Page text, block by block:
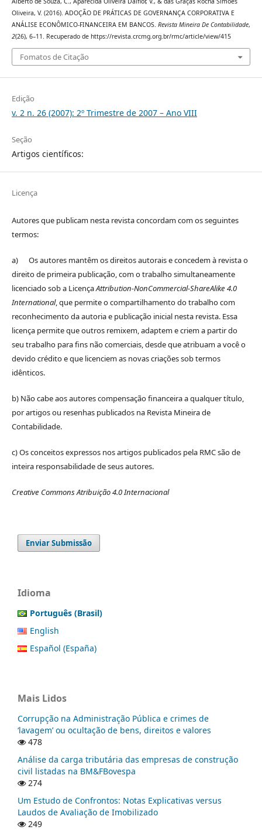
Oliveira, V. (2016). ADOÇÃO DE PRÁTICAS DE GOVERNANÇA CORPORATIVA E
ANÁLISE ECONÔMICO-FINANCEIRA EM BANCOS. Revista Mineira De Contabilidade,
2(26), 6–11. Recuperado de https://revista.crcmg.org.br/rmc/article/view/415
Fomatos de Citação
Edição
v. 2 n. 26 (2007): 2º Trimestre de 2007 – Ano VIII
Seção
Artigos científicos:
Licença
Autores que publicam nesta revista concordam com os seguintes
termos:
a) Os autores mantêm os direitos autorais e concedem à revista o
direito de primeira publicação, com o trabalho simultaneamente
licenciado sob a LicençaAttribution-NonCommercial-ShareAlike 4.0
International, que permite o compartilhamento do trabalho com
reconhecimento da autoria e publicação inicial nesta revista. Essa
licença permite que outros remixem, adaptem e criem a partir do
seu trabalho para fins não comerciais, desde que atribuam a você o
devido crédito e que licenciem as novas criações sob termos
idênticos.
b) Não cabe aos autores compensação financeira a qualquer título,
por artigos ou resenhas publicados na Revista Mineira de
Contabilidade.
c) Os conceitos expressos nos artigos publicados pela RMC são de
inteira responsabilidade de seus autores.
Creative Commons Atribuição 4.0 Internacional
Enviar Submissão
Idioma
Português (Brasil)
English
Español (España)
Mais Lidos
Corrupção na Administração Pública e crimes de
‘lavagem’ ou ocultação de bens, direitos e valores
478
Análise da carga tributária das empresas de construção
civil listadas na BM&FBovespa
274
Um Estudo de Confrontos: Notas Explicativas versus
Laudos de Avaliação de Imobilizado
249